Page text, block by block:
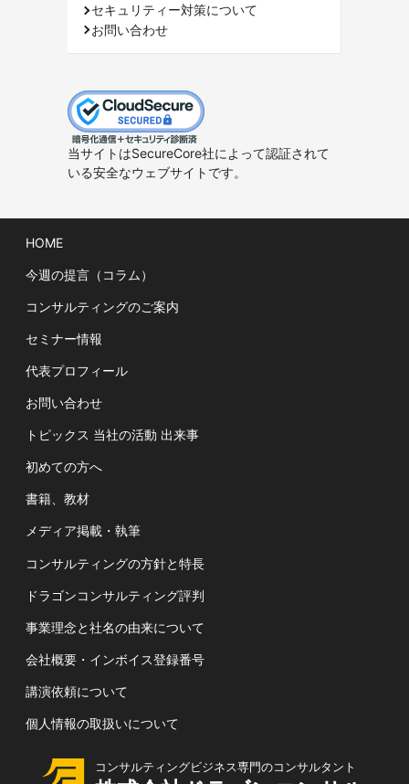
セキュリティー対策について
お問い合わせ
当サイトはSecureCore社によって認証されて
いる安全なウェブサイトです。
HOME
今週の提言（コラム）
コンサルティングのご案内
セミナー情報
代表プロフィール
お問い合わせ
トピックス 当社の活動 出来事
初めての方へ
書籍、教材
メディア掲載・執筆
コンサルティングの方針と特長
ドラゴンコンサルティング評判
事業理念と社名の由来について
会社概要・インボイス登録番号
講演依頼について
個人情報の取扱いについて
コンサルティングビジネス専門のコンサルタント